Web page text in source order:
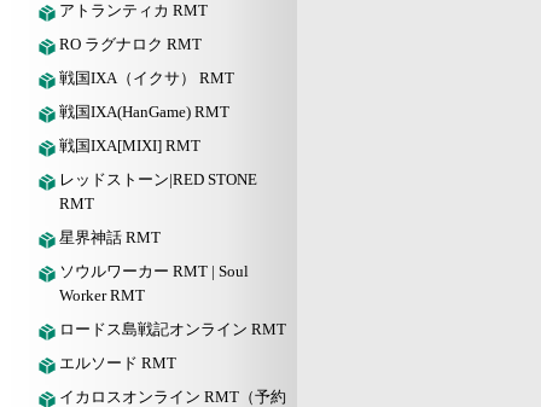
アトランティカ RMT
RO ラグナロク RMT
戦国IXA（イクサ） RMT
戦国IXA(HanGame) RMT
戦国IXA[MIXI] RMT
レッドストーン|RED STONE
RMT
星界神話 RMT
ソウルワーカー RMT | Soul
Worker RMT
ロードス島戦記オンライン RMT
エルソード RMT
イカロスオンライン RMT（予約